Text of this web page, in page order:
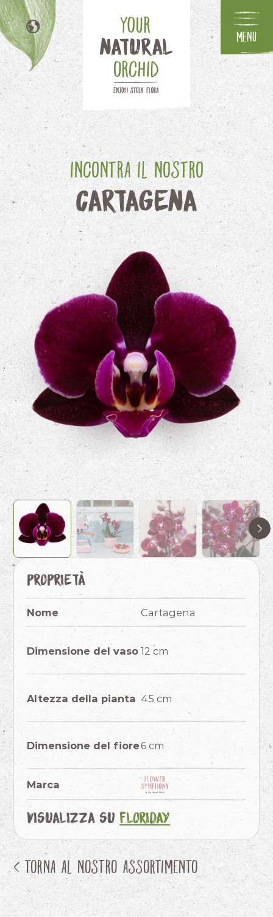
NL
EN
DE
FR
Menu
Incontra il nostro
Cartagena
Proprietà
Nome Cartagena
Dimensione del vaso 12 cm
Altezza della pianta 45 cm
Dimensione del fiore6 cm
Marca
Visualizza su Floriday
< Torna al nostro assortimento